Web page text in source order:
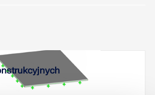
ausgewählt werden -
aus der gleichen
Profil.
i RSTAB można analizować
pręty te mogą składać
zdefiniowanych profili SHAPE-